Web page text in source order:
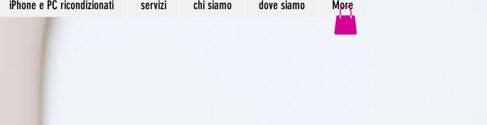
iPhone e PC ricondizionati servizi chi siamo dove siamo More